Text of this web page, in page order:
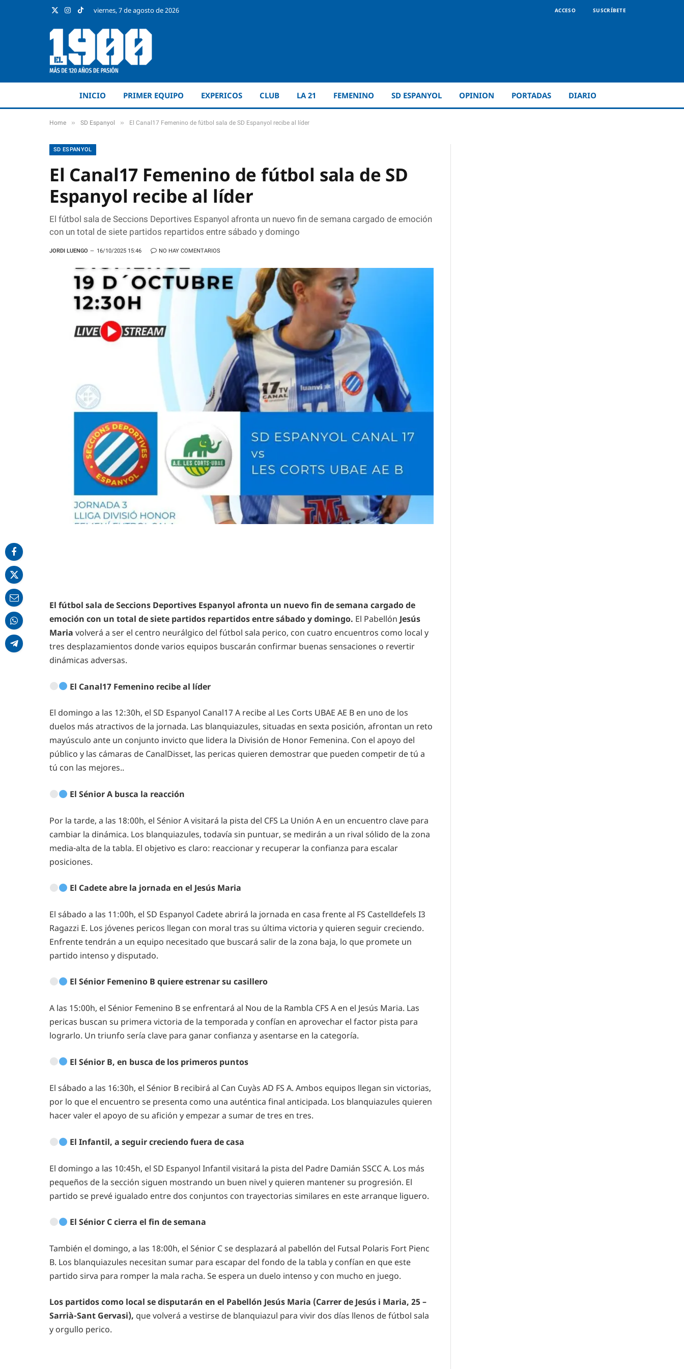
X
Instagram
TikTokviernes, 7 de agosto de 2026 ACCESO SUSCRÍBETE
INICIO PRIMER EQUIPO EXPERICOS CLUB LA 21 FEMENINO SD ESPANYOL OPINION PORTADAS DIARIO
Home » SD Espanyol » El Canal17 Femenino de fútbol sala de SD Espanyol recibe al líder
SD ESPANYOL
El Canal17 Femenino de fútbol sala de SD
Espanyol recibe al líder
El fútbol sala de Seccions Deportives Espanyol afronta un nuevo fin de semana cargado de emoción
con un total de siete partidos repartidos entre sábado y domingo
JORDI LUENGO 16/10/2025 15:46 NO HAY COMENTARIOS
El fútbol sala de Seccions Deportives Espanyol afronta un nuevo fin de semana cargado de
emoción con un total de siete partidos repartidos entre sábado y domingo. El Pabellón Jesús
Maria volverá a ser el centro neurálgico del fútbol sala perico, con cuatro encuentros como local y
tres desplazamientos donde varios equipos buscarán confirmar buenas sensaciones o revertir
dinámicas adversas.
El Canal17 Femenino recibe al líder
El domingo a las 12:30h, el SD Espanyol Canal17 A recibe al Les Corts UBAE AE B en uno de los
duelos más atractivos de la jornada. Las blanquiazules, situadas en sexta posición, afrontan un reto
mayúsculo ante un conjunto invicto que lidera la División de Honor Femenina. Con el apoyo del
público y las cámaras de CanalDisset, las pericas quieren demostrar que pueden competir de tú a
tú con las mejores..
El Sénior A busca la reacción
Por la tarde, a las 18:00h, el Sénior A visitará la pista del CFS La Unión A en un encuentro clave para
cambiar la dinámica. Los blanquiazules, todavía sin puntuar, se medirán a un rival sólido de la zona
media-alta de la tabla. El objetivo es claro: reaccionar y recuperar la confianza para escalar
posiciones.
El Cadete abre la jornada en el Jesús Maria
El sábado a las 11:00h, el SD Espanyol Cadete abrirá la jornada en casa frente al FS Castelldefels I3
Ragazzi E. Los jóvenes pericos llegan con moral tras su última victoria y quieren seguir creciendo.
Enfrente tendrán a un equipo necesitado que buscará salir de la zona baja, lo que promete un
partido intenso y disputado.
El Sénior Femenino B quiere estrenar su casillero
A las 15:00h, el Sénior Femenino B se enfrentará al Nou de la Rambla CFS A en el Jesús Maria. Las
pericas buscan su primera victoria de la temporada y confían en aprovechar el factor pista para
lograrlo. Un triunfo sería clave para ganar confianza y asentarse en la categoría.
El Sénior B, en busca de los primeros puntos
El sábado a las 16:30h, el Sénior B recibirá al Can Cuyàs AD FS A. Ambos equipos llegan sin victorias,
por lo que el encuentro se presenta como una auténtica final anticipada. Los blanquiazules quieren
hacer valer el apoyo de su afición y empezar a sumar de tres en tres.
El Infantil, a seguir creciendo fuera de casa
El domingo a las 10:45h, el SD Espanyol Infantil visitará la pista del Padre Damián SSCC A. Los más
pequeños de la sección siguen mostrando un buen nivel y quieren mantener su progresión. El
partido se prevé igualado entre dos conjuntos con trayectorias similares en este arranque liguero.
El Sénior C cierra el fin de semana
También el domingo, a las 18:00h, el Sénior C se desplazará al pabellón del Futsal Polaris Fort Pienc
B. Los blanquiazules necesitan sumar para escapar del fondo de la tabla y confían en que este
partido sirva para romper la mala racha. Se espera un duelo intenso y con mucho en juego.
Los partidos como local se disputarán en el Pabellón Jesús Maria (Carrer de Jesús i Maria, 25 –
Sarrià-Sant Gervasi), que volverá a vestirse de blanquiazul para vivir dos días llenos de fútbol sala
y orgullo perico.